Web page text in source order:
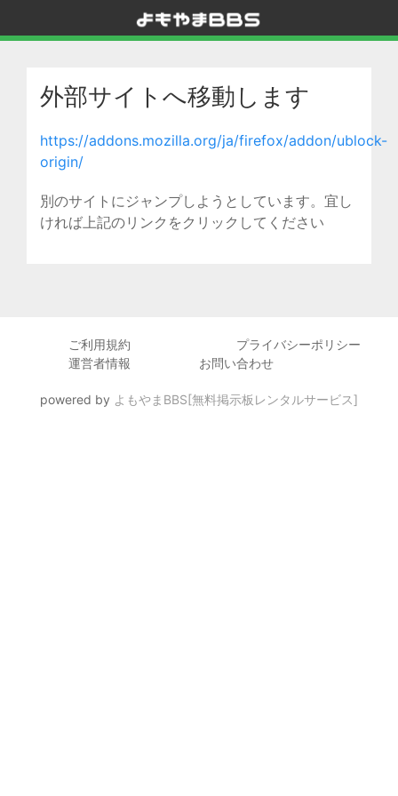
外部サイトへ移動します
https://addons.mozilla.org/ja/firefox/addon/ublock-
origin/
別のサイトにジャンプしようとしています。宜し
ければ上記のリンクをクリックしてください
ご利用規約
プライバシーポリシー
運営者情報
お問い合わせ
powered by よもやまBBS[無料掲示板レンタルサービス]